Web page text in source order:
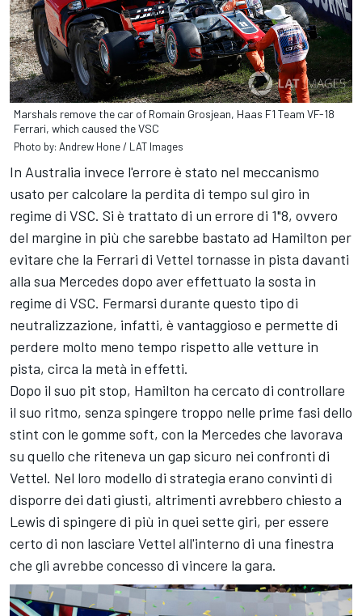
Marshals remove the car of Romain Grosjean, Haas F1 Team VF-18
Ferrari, which caused the VSC
Photo by: Andrew Hone / LAT Images
In Australia invece l'errore è stato nel meccanismo
usato per calcolare la perdita di tempo sul giro in
regime di VSC. Si è trattato di un errore di 1"8, ovvero
del margine in più che sarebbe bastato ad Hamilton per
evitare che la Ferrari di Vettel tornasse in pista davanti
alla sua Mercedes dopo aver effettuato la sosta in
regime di VSC. Fermarsi durante questo tipo di
neutralizzazione, infatti, è vantaggioso e permette di
perdere molto meno tempo rispetto alle vetture in
pista, circa la metà in effetti.
Dopo il suo pit stop, Hamilton ha cercato di controllare
il suo ritmo, senza spingere troppo nelle prime fasi dello
stint con le gomme soft, con la Mercedes che lavorava
su quello che riteneva un gap sicuro nei confronti di
Vettel. Nel loro modello di strategia erano convinti di
disporre dei dati giusti, altrimenti avrebbero chiesto a
Lewis di spingere di più in quei sette giri, per essere
certo di non lasciare Vettel all'interno di una finestra
che gli avrebbe concesso di vincere la gara.